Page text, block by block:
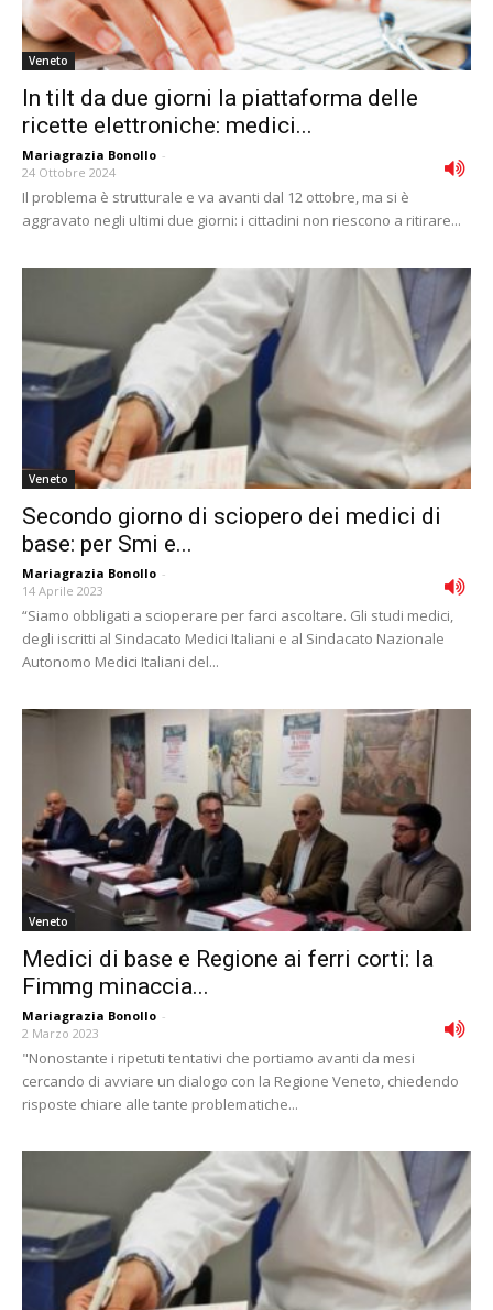
Veneto
In tilt da due giorni la piattaforma delle
ricette elettroniche: medici...
Mariagrazia Bonollo -
24 Ottobre 2024
Il problema è strutturale e va avanti dal 12 ottobre, ma si è
aggravato negli ultimi due giorni: i cittadini non riescono a ritirare...
Veneto
Secondo giorno di sciopero dei medici di
base: per Smi e...
Mariagrazia Bonollo -
14 Aprile 2023
“Siamo obbligati a scioperare per farci ascoltare. Gli studi medici,
degli iscritti al Sindacato Medici Italiani e al Sindacato Nazionale
Autonomo Medici Italiani del...
Veneto
Medici di base e Regione ai ferri corti: la
Fimmg minaccia...
Mariagrazia Bonollo -
2 Marzo 2023
"Nonostante i ripetuti tentativi che portiamo avanti da mesi
cercando di avviare un dialogo con la Regione Veneto, chiedendo
risposte chiare alle tante problematiche...